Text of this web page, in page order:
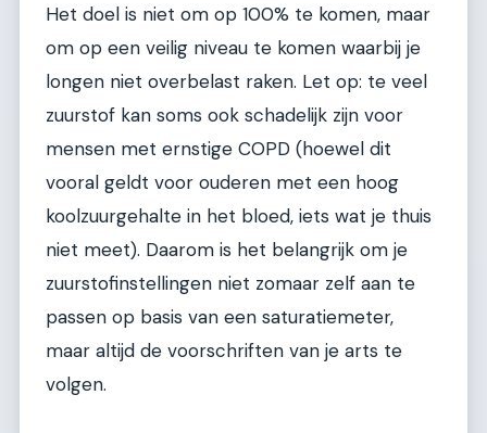
Het doel is niet om op 100% te komen, maar
om op een veilig niveau te komen waarbij je
longen niet overbelast raken. Let op: te veel
zuurstof kan soms ook schadelijk zijn voor
mensen met ernstige COPD (hoewel dit
vooral geldt voor ouderen met een hoog
koolzuurgehalte in het bloed, iets wat je thuis
niet meet). Daarom is het belangrijk om je
zuurstofinstellingen niet zomaar zelf aan te
passen op basis van een saturatiemeter,
maar altijd de voorschriften van je arts te
volgen.